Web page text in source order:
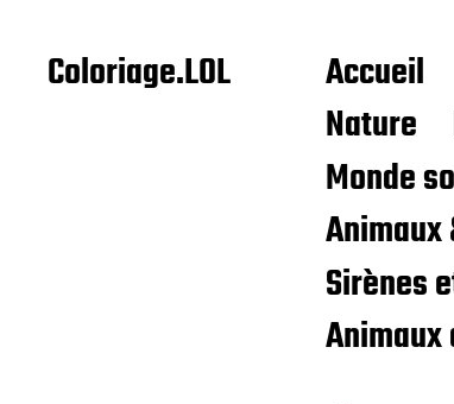
Coloriage.LOL Accueil
Nature
Monde
Animaux
Sirènes